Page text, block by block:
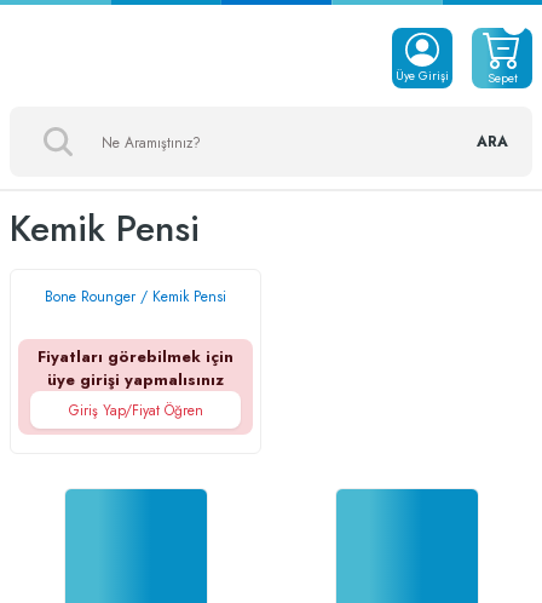
ARA
Üye Girişi Sepet
Kemik Pensi
Bone Rounger / Kemik Pensi
Fiyatları görebilmek için
üye girişi yapmalısınız
Giriş Yap/Fiyat Öğren